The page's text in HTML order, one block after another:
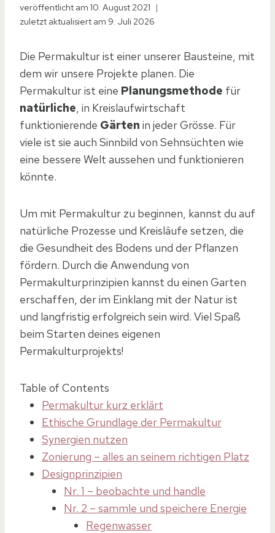
veröffentlicht am 10. August 2021
zuletzt aktualisiert am 9. Juli 2026
Die Permakultur ist einer unserer Bausteine, mit
dem wir unsere Projekte planen. Die
Permakultur ist eine Planungsmethode für
natürliche, in Kreislaufwirtschaft
funktionierende Gärten in jeder Grösse. Für
viele ist sie auch Sinnbild von Sehnsüchten wie
eine bessere Welt aussehen und funktionieren
könnte.
Um mit Permakultur zu beginnen, kannst du auf
natürliche Prozesse und Kreisläufe setzen, die
die Gesundheit des Bodens und der Pflanzen
fördern. Durch die Anwendung von
Permakulturprinzipien kannst du einen Garten
erschaffen, der im Einklang mit der Natur ist
und langfristig erfolgreich sein wird. Viel Spaß
beim Starten deines eigenen
Permakulturprojekts!
Table of Contents
Permakultur kurz erklärt
Ethische Grundlage der Permakultur
Synergien nutzen
Zonierung – alles an seinem richtigen Platz
Designprinzipien
Nr. 1 – beobachte und handle
Nr. 2 – sammle und speichere Energie
Regenwasser